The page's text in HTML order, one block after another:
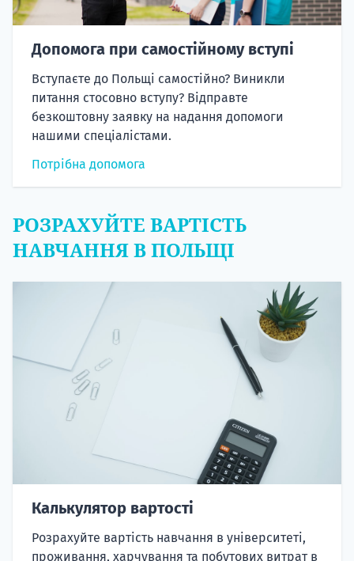
Допомога при самостійному вступі
Вступаєте до Польщі самостійно? Виникли
питання стосовно вступу? Відправте
безкоштовну заявку на надання допомоги
нашими спеціалістами.
Потрібна допомога
РОЗРАХУЙТЕ ВАРТІСТЬ
НАВЧАННЯ В ПОЛЬЩІ
Калькулятор вартості
Розрахуйте вартість навчання в університеті,
проживання, харчування та побутових витрат в